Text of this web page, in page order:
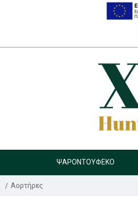
ΨΑΡΟΝΤΟΎΦΕΚΟ
Αορτήρες